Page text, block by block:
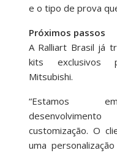
e o tipo de prova
Próximos passos
A Ralliart Brasil já
kits exclusivos
Mitsubishi.
“Estamos
customização. O
uma